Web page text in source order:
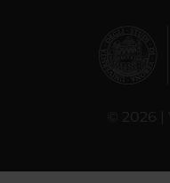
© 2026